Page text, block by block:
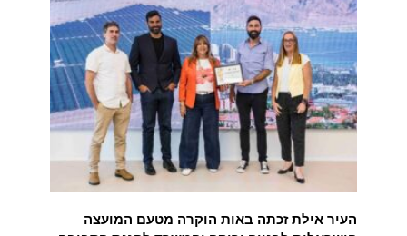
העיר אילת זכתה באות הוקרה מטעם המועצה